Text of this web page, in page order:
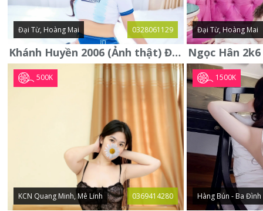
Đại Từ, Hoàng Mai 0328061129
Khánh Huyền 2006 (Ảnh thật) Đại từ - Hoàng Mai
Đại Từ, Hoàng Mai
500K
KCN Quang Minh, Mê Linh 0369414280
1500K
Hàng Bún - Ba Đình